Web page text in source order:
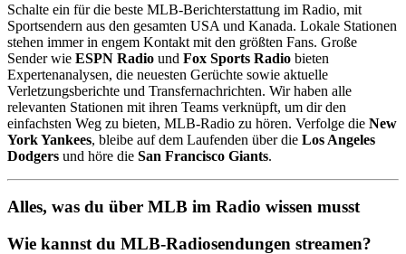
Schalte ein für die beste MLB-Berichterstattung im Radio, mit
Sportsendern aus den gesamten USA und Kanada. Lokale Stationen
stehen immer in engem Kontakt mit den größten Fans. Große
Sender wie ESPN Radio und Fox Sports Radio bieten
Expertenanalysen, die neuesten Gerüchte sowie aktuelle
Verletzungsberichte und Transfernachrichten. Wir haben alle
relevanten Stationen mit ihren Teams verknüpft, um dir den
einfachsten Weg zu bieten, MLB-Radio zu hören. Verfolge die New
York Yankees, bleibe auf dem Laufenden über die Los Angeles
Dodgers und höre die San Francisco Giants.
Alles, was du über MLB im Radio wissen musst
Wie kannst du MLB-Radiosendungen streamen?